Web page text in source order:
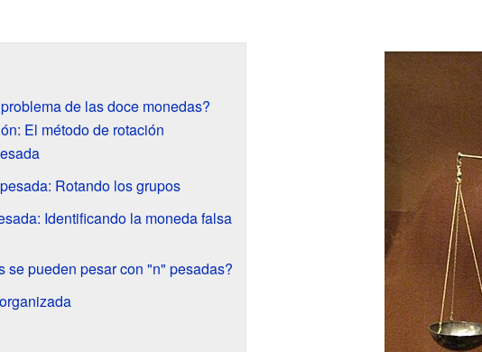
de las doce monedas?
El método de rotación
Rotando los grupos
Identificando la moneda falsa
se pueden pesar con "n" pesadas?